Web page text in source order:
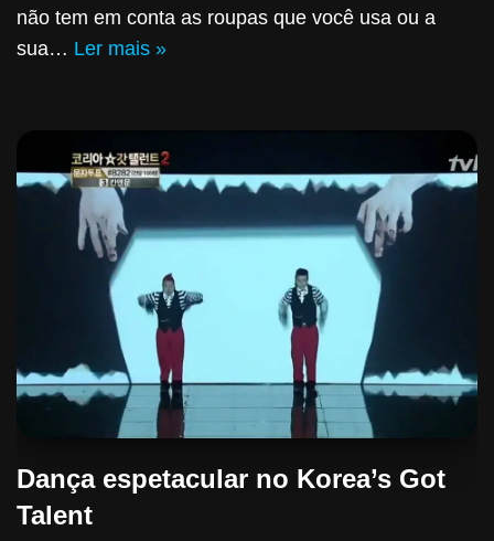
não tem em conta as roupas que você usa ou a
sua… Ler mais »
Dança espetacular no Korea’s Got
Talent